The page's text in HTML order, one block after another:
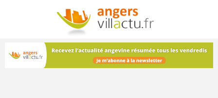
NEWSLETTER
Les dernières actualités d'Angers, chaque vendredi dans
votre boîte e-mail